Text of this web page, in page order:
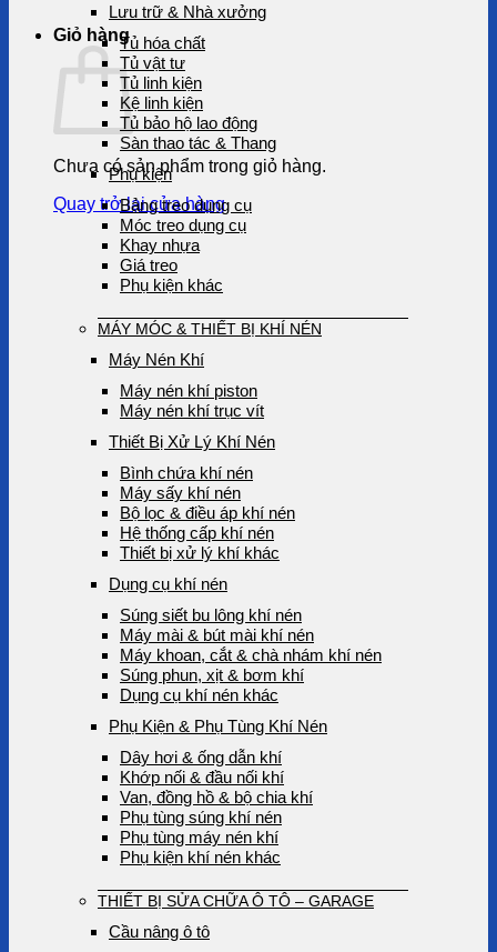
Giỏ hàng
Chưa có sản phẩm trong giỏ hàng.
Quay trở lại cửa hàng
Lưu trữ & Nhà xưởng
Tủ hóa chất
Tủ vật tư
Tủ linh kiện
Kệ linh kiện
Tủ bảo hộ lao động
Sàn thao tác & Thang
Phụ kiện
Bảng treo dụng cụ
Móc treo dụng cụ
Khay nhựa
Giá treo
Phụ kiện khác
MÁY MÓC & THIẾT BỊ KHÍ NÉN
Máy Nén Khí
Máy nén khí piston
Máy nén khí trục vít
Thiết Bị Xử Lý Khí Nén
Bình chứa khí nén
Máy sấy khí nén
Bộ lọc & điều áp khí nén
Hệ thống cấp khí nén
Thiết bị xử lý khí khác
Dụng cụ khí nén
Súng siết bu lông khí nén
Máy mài & bút mài khí nén
Máy khoan, cắt & chà nhám khí nén
Súng phun, xịt & bơm khí
Dụng cụ khí nén khác
Phụ Kiện & Phụ Tùng Khí Nén
Dây hơi & ống dẫn khí
Khớp nối & đầu nối khí
Van, đồng hồ & bộ chia khí
Phụ tùng súng khí nén
Phụ tùng máy nén khí
Phụ kiện khí nén khác
THIẾT BỊ SỬA CHỮA Ô TÔ – GARAGE
Cầu nâng ô tô